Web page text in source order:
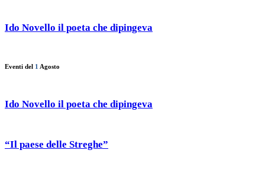
Ido Novello il poeta che dipingeva
Eventi del 1 Agosto
Ido Novello il poeta che dipingeva
“Il paese delle Streghe”